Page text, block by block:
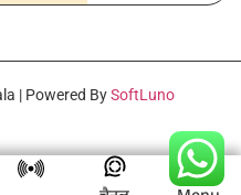
| Powered BySoftLuno